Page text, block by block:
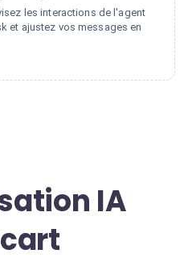
les interactions de l'agent
et ajustez vos messages en
IA